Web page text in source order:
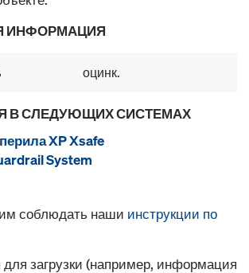
ИНФОРМАЦИЯ
оцинк.
В СЛЕДУЮЩИХ СИСТЕМАХ
XP Xsafe
System
соблюдать наши инструкции по
загрузки (например, информация